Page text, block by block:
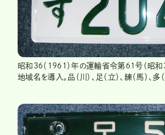
昭和36（1961）年の運輸省令第61号（昭和
地域名を導入。品（川）、足（立）、練（馬）、